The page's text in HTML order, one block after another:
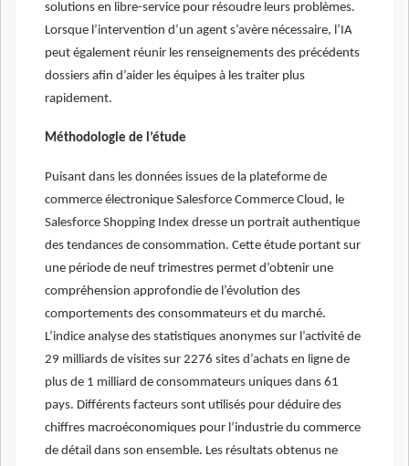
solutions en libre-service pour résoudre leurs problèmes.
Lorsque l’intervention d’un agent s’avère nécessaire, l’IA
peut également réunir les renseignements des précédents
dossiers afin d’aider les équipes à les traiter plus
rapidement.
Méthodologie de l’étude
Puisant dans les données issues de la plateforme de
commerce électronique Salesforce Commerce Cloud, le
Salesforce Shopping Index dresse un portrait authentique
des tendances de consommation. Cette étude portant sur
une période de neuf trimestres permet d’obtenir une
compréhension approfondie de l’évolution des
comportements des consommateurs et du marché.
L’indice analyse des statistiques anonymes sur l’activité de
29 milliards de visites sur 2276 sites d’achats en ligne de
plus de 1 milliard de consommateurs uniques dans 61
pays. Différents facteurs sont utilisés pour déduire des
chiffres macroéconomiques pour l’industrie du commerce
de détail dans son ensemble. Les résultats obtenus ne